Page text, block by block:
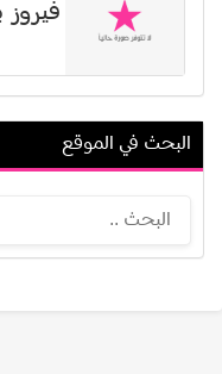
لمياء
البحث في الموقع